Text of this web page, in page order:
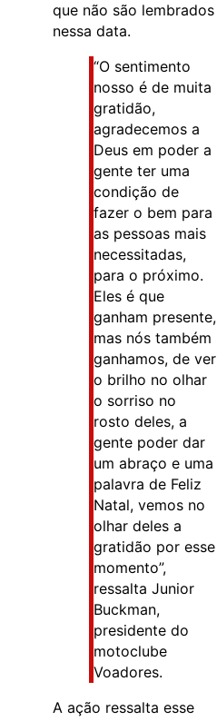
que não são lembrados
nessa data.
“O sentimento
nosso é de muita
gratidão,
agradecemos a
Deus em poder a
gente ter uma
condição de
fazer o bem para
as pessoas mais
necessitadas,
para o próximo.
Eles é que
ganham presente,
mas nós também
ganhamos, de ver
o brilho no olhar
o sorriso no
rosto deles, a
gente poder dar
um abraço e uma
palavra de Feliz
Natal, vemos no
olhar deles a
gratidão por esse
momento”,
ressalta Junior
Buckman,
presidente do
motoclube
Voadores.
A ação ressalta esse